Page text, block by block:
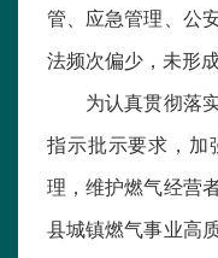
管、应急管理、公
法频次偏少，未形
为认真贯彻落实
指示批示要求，加
理，维护燃气经营
县城镇燃气事业高